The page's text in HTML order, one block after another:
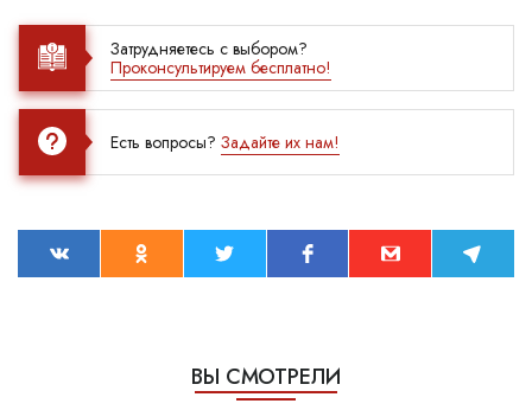
Затрудняетесь с выбором?
Проконсультируем бесплатно!
Есть вопросы? Задайте их нам!
ВЫ СМОТРЕЛИ